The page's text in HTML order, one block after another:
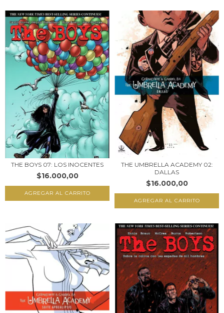
THE BOYS 07: LOS INOCENTES
$16.000,00
THE UMBRELLA ACADEMY 02:
DALLAS
$16.000,00